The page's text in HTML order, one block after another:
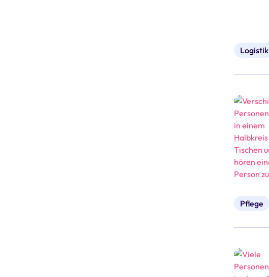
Logistik
Pflege